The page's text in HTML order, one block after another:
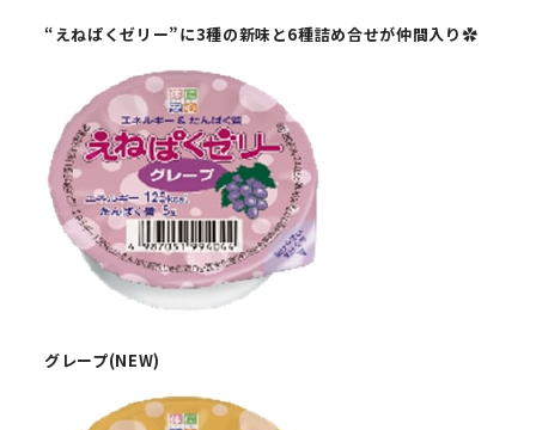
“えねぱくゼリー”に3種の新味と6種詰め合せが仲間入り✿
グレープ(NEW)